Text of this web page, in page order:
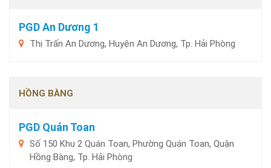
PGD An Dương 1
Thị Trấn An Dương, Huyện An Dương, Tp. Hải Phòng
HỒNG BÀNG
PGD Quán Toan
Số 150 Khu 2 Quán Toan, Phường Quán Toan, Quận
Hồng Bàng, Tp. Hải Phòng